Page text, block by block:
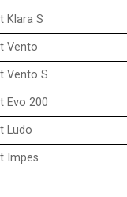
Klara S
Vento
Vento S
Evo 200
Ludo
Impes